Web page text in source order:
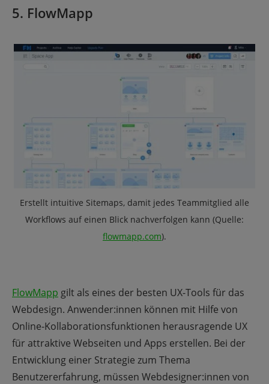
5. FlowMapp
Erstellt intuitive Sitemaps, damit jedes Teammitglied alle
Workflows auf einen Blick nachverfolgen kann (Quelle:
flowmapp.com).
FlowMapp gilt als eines der besten UX-Tools für das
Webdesign. Anwender:innen können mit Hilfe von
Online-Kollaborationsfunktionen herausragende UX
für attraktive Webseiten und Apps erstellen. Bei der
Entwicklung einer Strategie zum Thema
Benutzererfahrung, müssen Webdesigner:innen von